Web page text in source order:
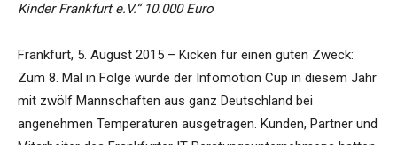
Kinder Frankfurt e.V.“ 10.000 Euro
Frankfurt, 5. August 2015 – Kicken für einen guten Zweck:
Zum 8. Mal in Folge wurde der Infomotion Cup in diesem Jahr
mit zwölf Mannschaften aus ganz Deutschland bei
angenehmen Temperaturen ausgetragen. Kunden, Partner und